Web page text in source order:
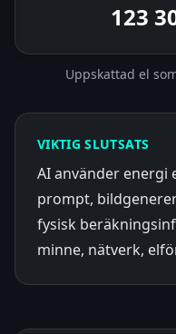
123
Uppskattad el
VIKTIG SLUTSATS
AI använder energi
prompt,
fysisk
minne, nätverk,